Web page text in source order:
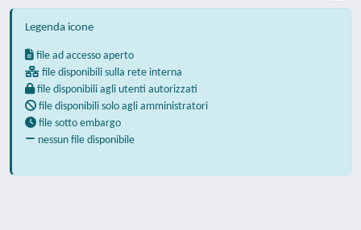
Legenda icone
file ad accesso aperto
file disponibili sulla rete interna
file disponibili agli utenti autorizzati
file disponibili solo agli amministratori
file sotto embargo
nessun file disponibile